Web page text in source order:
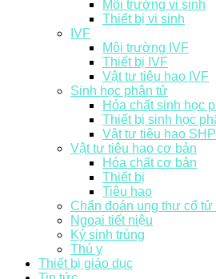
Môi trường vi sinh
Thiết bị vi sinh
IVF
Môi trường IVF
Thiết bị IVF
Vật tư tiêu hao IVF
Sinh học phân tử
Hóa chất sinh học
Thiết bị sinh học
Vật tư tiêu hao
Vật tư tiêu hao cơ bản
Hóa chất cơ bản
Thiết bị
Tiêu hao
Chẩn đoán ung thư cổ tử
Ngoại tiết niệu
Ký sinh trùng
Thú y
Thiết bị giáo dục